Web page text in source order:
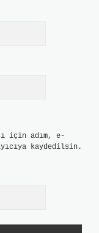
için adım, e-
kaydedilsin.